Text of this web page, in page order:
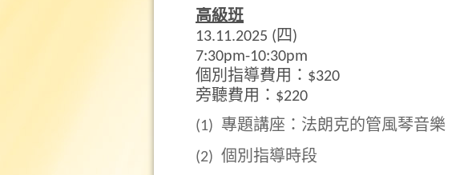
高級班
13.11.2025 (四)
7:30pm-10:30pm
個別指導費用：$320
旁聽費用：$220
(1) 專題講座：法朗克的管風琴音樂
(2) 個別指導時段